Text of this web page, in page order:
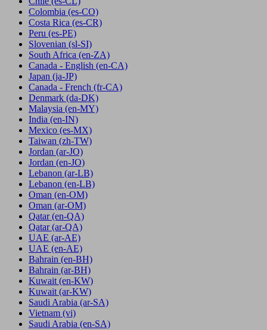
Colombia (es-CO)
Costa Rica (es-CR)
Peru (es-PE)
Slovenian (sl-SI)
South Africa (en-ZA)
Canada - English (en-CA)
Japan (ja-JP)
Canada - French (fr-CA)
Denmark (da-DK)
Malaysia (en-MY)
India (en-IN)
Mexico (es-MX)
Taiwan (zh-TW)
Jordan (ar-JO)
Jordan (en-JO)
Lebanon (ar-LB)
Lebanon (en-LB)
Oman (en-OM)
Oman (ar-OM)
Qatar (en-QA)
Qatar (ar-QA)
UAE (ar-AE)
UAE (en-AE)
Bahrain (en-BH)
Bahrain (ar-BH)
Kuwait (en-KW)
Kuwait (ar-KW)
Saudi Arabia (ar-SA)
Vietnam (vi)
Saudi Arabia (en-SA)